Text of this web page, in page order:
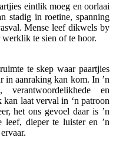
eintlik moeg en oorlaai
stadig in roetine, spanning
Mense leef dikwels by
te sien of te hoor.
te skep waar paartjies
in aanraking kan kom. In ’n
en
laat verval in ‘n patroon
het ons gevoel daar is ’n
leef, dieper te luister en ’n